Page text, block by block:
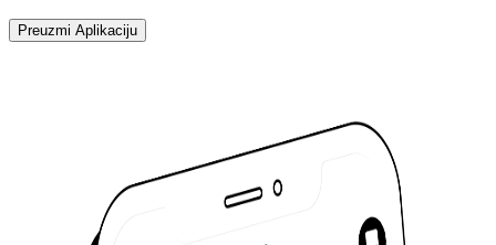
Preuzmi Aplikaciju